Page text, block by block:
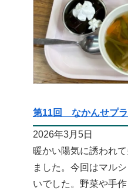
第11回 なかんせプ
2026年3月5日
暖かい陽気に誘われ
ました。今回はマル
いでした。野菜や手